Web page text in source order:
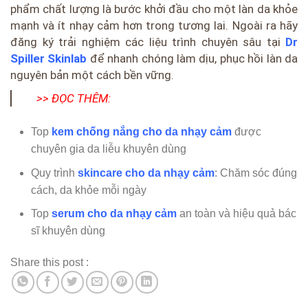
phẩm chất lượng là bước khởi đầu cho một làn da khỏe
mạnh và ít nhạy cảm hơn trong tương lai. Ngoài ra hãy
đăng ký trải nghiệm các liệu trình chuyên sâu tại Dr
Spiller Skinlab để nhanh chóng làm dịu, phục hồi làn da
nguyên bản một cách bền vững.
>> ĐỌC THÊM:
Top kem chống nắng cho da nhạy cảm được
chuyên gia da liễu khuyên dùng
Quy trình skincare cho da nhạy cảm: Chăm sóc đúng
cách, da khỏe mỗi ngày
Top serum cho da nhạy cảm an toàn và hiệu quả bác
sĩ khuyên dùng
Share this post :